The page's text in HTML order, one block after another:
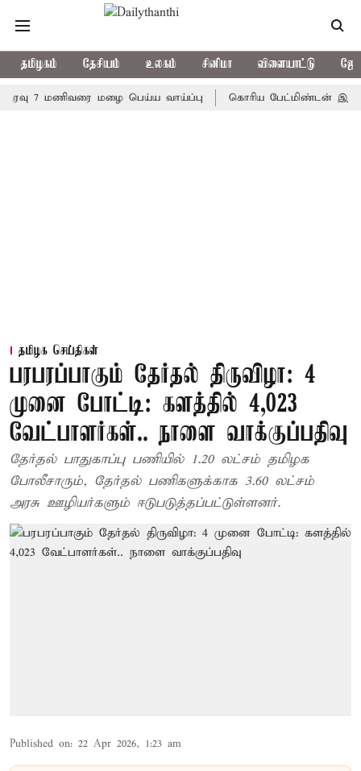
தமிழகம் தேசியம் உலகம் சினிமா விளையாட்டு
மணிவரை மழை பெய்ய வாய்ப்பு கொரிய பேட்மிண்டன் இறுதி
தமிழக செய்திகள்
பரபரப்பாகும் தேர்தல் திருவிழா: 4
முனை போட்டி: களத்தில் 4,023
வேட்பாளர்கள்.. நாளை வாக்குப்பதிவு
தேர்தல் பாதுகாப்பு பணியில் 1.20 லட்சம் தமிழக
போலீசாரும், தேர்தல் பணிகளுக்காக 3.60 லட்சம்
அரசு ஊழியர்களும் ஈடுபடுத்தப்பட்டுள்ளனர்.
Published on: 22 Apr 2026, 1:23 am